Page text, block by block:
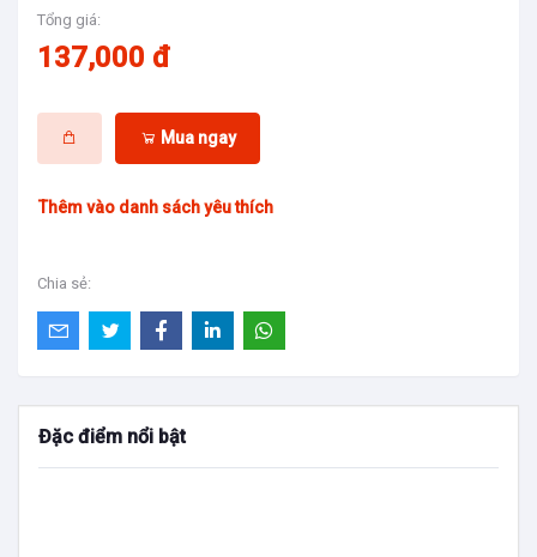
Tổng giá:
137,000 đ
Mua ngay
Thêm vào danh sách yêu thích
Chia sẻ:
Đặc điểm nổi bật